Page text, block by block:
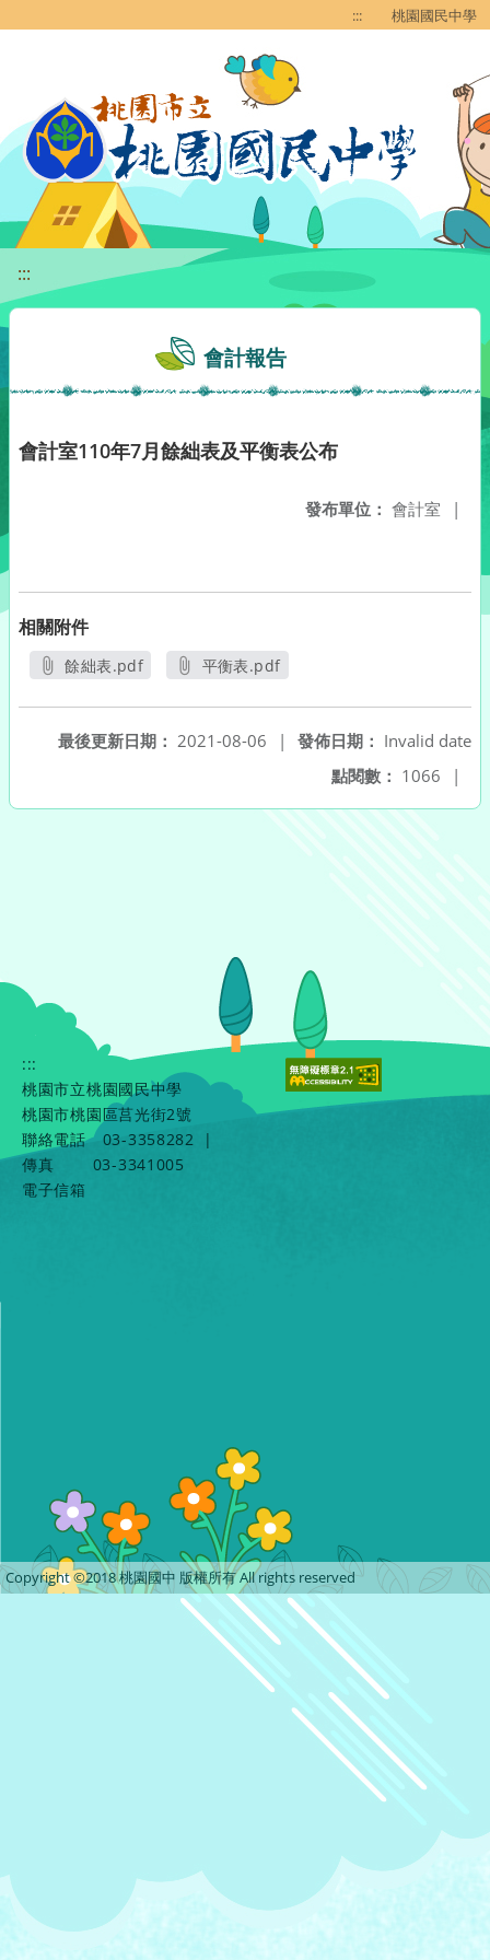
::: 桃園國民中學
:::
會計報告
會計室110年7月餘絀表及平衡表公布
發布單位： 會計室 |
相關附件
餘絀表.pdf
平衡表.pdf
發佈日期： Invalid date
最後更新日期： 2021-08-06
|
點閱數： 1066 |
:::
桃園市立桃園國民中學
桃園市桃園區莒光街2號
聯絡電話
03-3358282
|
傳真
03-3341005
電子信箱
Copyright ©2018 桃園國中 版權所有 All rights reserved